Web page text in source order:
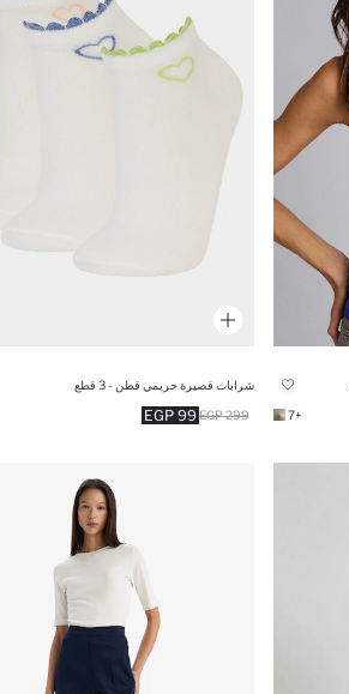
+7
شرابات قصيرة حريمي قطن - 3 قطع
99 EGP 299 EGP